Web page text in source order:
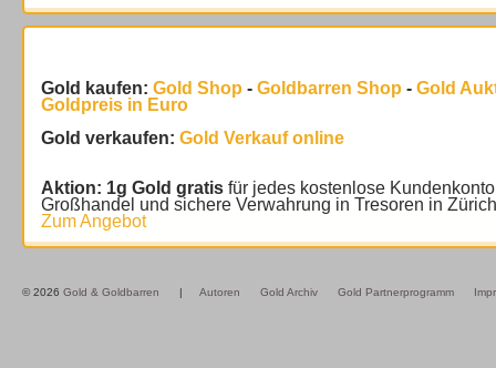
Gold kaufen: Gold Shop - Goldbarren Shop - Gold
Goldpreis in Euro
Gold verkaufen: Gold Verkauf online
Aktion: 1g Gold gratis für jedes kostenlose
Großhandel und sichere Verwahrung in Tresoren in
Zum Angebot
© 2026 Gold & Goldbarren | Autoren Gold Archiv Gold Partnerprogramm